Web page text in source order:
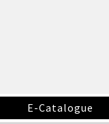
E-Catalogue